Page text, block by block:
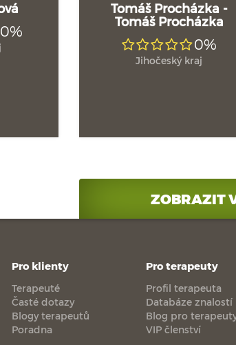
Tomáš Procházka -
Tomáš Procházka
0%
Jihočeský kraj
ZOBRAZIT
Pro klienty
Terapeuté
Časté dotazy
Blogy terapeutů
Poradna
Pro terapeuty
Profil terapeuta
Databáze znalostí
Blog pro
VIP členství